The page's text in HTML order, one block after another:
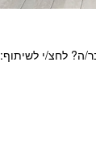
ה? לחצ/י לשיתוף: